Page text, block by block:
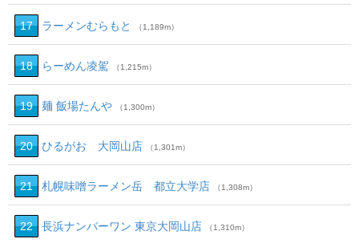
17 ラーメンむらもと （1,189m）
18 らーめん凌駕 （1,215m）
19 麺 飯場たんや （1,300m）
20 ひるがお 大岡山店 （1,301m）
21 札幌味噌ラーメン岳 都立大学店 （1,308m）
22 長浜ナンバーワン 東京大岡山店 （1,310m）